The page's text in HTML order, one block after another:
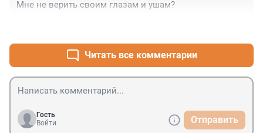
Мне не верить своим глазам и ушам?
Читать все комментарии
Гость
Войти
Отправить